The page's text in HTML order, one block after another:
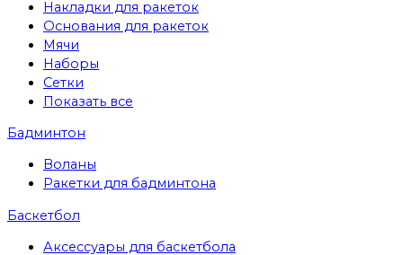
Накладки для ракеток
Основания для ракеток
Мячи
Наборы
Сетки
Показать все
Бадминтон
Воланы
Ракетки для бадминтона
Баскетбол
Аксессуары для баскетбола